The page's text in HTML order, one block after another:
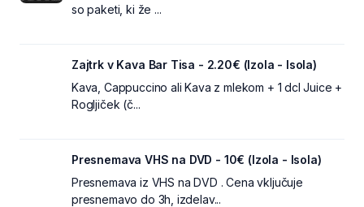
so paketi, ki že ...
Zajtrk v Kava Bar Tisa - 2.20€ (Izola - Isola)
Kava, Cappuccino ali Kava z mlekom + 1 dcl Juice +
Rogljiček (č...
Presnemava VHS na DVD - 10€ (Izola - Isola)
Presnemava iz VHS na DVD . Cena vključuje
presnemavo do 3h, izdelav...